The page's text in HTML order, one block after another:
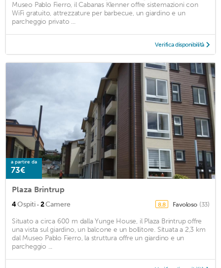
Museo Pablo Fierro, il Cabanas Klenner offre sistemazioni con
WiFi gratuito, attrezzature per barbecue, un giardino e un
parcheggio privato ...
Verifica disponibilità
a partire da
73€
Plaza Brintrup
4Ospiti · 2Camere 8,8 Favoloso (33)
Situato a circa 600 m dalla Yunge House, il Plaza Brintrup offre
una vista sul giardino, un balcone e un bollitore. Situata a 2,3 km
dal Museo Pablo Fierro, la struttura offre un giardino e un
parcheggio ...